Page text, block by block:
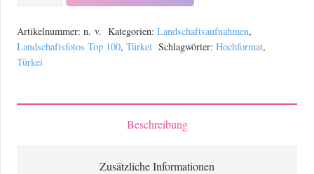
Mittelmeerküste
der
Menge
Artikelnummer: n. v. Kategorien: Landschaftsaufnahmen,
Landschaftsfotos Top 100, Türkei Schlagwörter: Hochformat,
Türkei
Beschreibung
Zusätzliche Informationen